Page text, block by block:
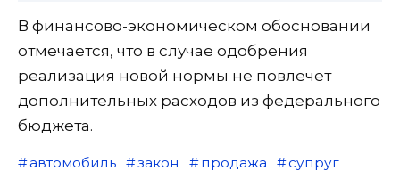
В финансово-экономическом обосновании
отмечается, что в случае одобрения
реализация новой нормы не повлечет
дополнительных расходов из федерального
бюджета.
автомобиль закон продажа супруг